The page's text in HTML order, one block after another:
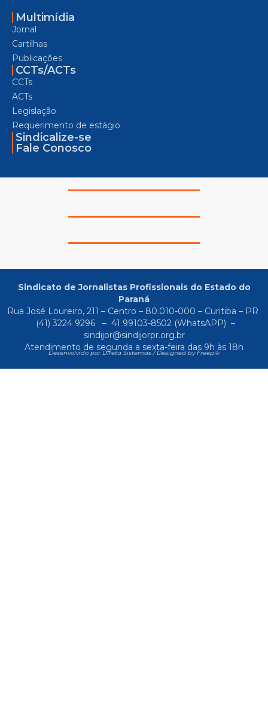
Multimídia
Jornal
Cartilhas
Publicações
CCTs/ACTs
CCTs
ACTs
Legislação
Requerimento de estágio
Sindicalize-se
Fale Conosco
Sindicato de Jornalistas Profissionais do Estado do
Paraná
Rua José Loureiro, 211 – Centro – 80.010-000 – Curitiba – PR
(41) 3224 9296
– 41 99103-8502(WhatsAPP) –
sindijor@sindijorpr.org.br
Atendimento de segunda a sexta-feira das 9h às 18h
Desenvolvido por Direta Sistemas /Designed by Freepik